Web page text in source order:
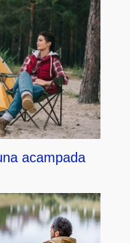
acampada